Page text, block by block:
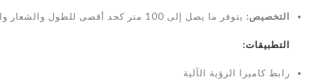
التخصيص: يتوفر ما يصل إلى 100 متر كحد أقصى للطول والشعار والتغليف
التطبيقات:
رابط كاميرا الرؤية الآلية